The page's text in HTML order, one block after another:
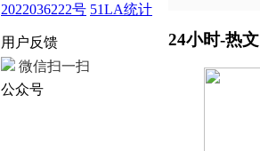
24小时-热文
2022036222号 51LA统计
用户反馈
微信扫一扫
公众号